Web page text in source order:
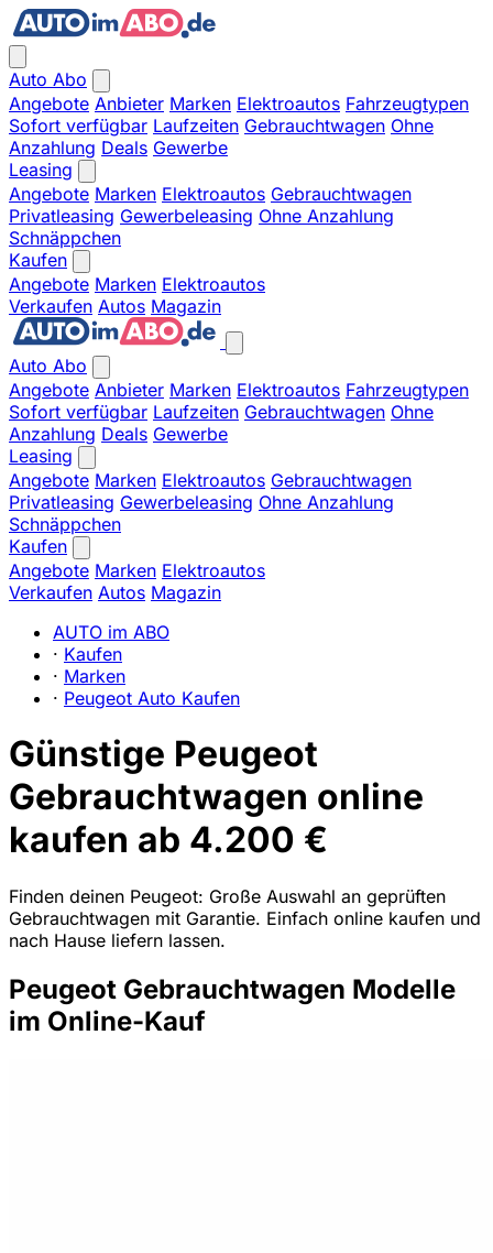
Auto Abo
Angebote Anbieter Marken Elektroautos Fahrzeugtypen
Sofort verfügbar Laufzeiten Gebrauchtwagen Ohne
Anzahlung Deals Gewerbe
Leasing
Angebote Marken Elektroautos Gebrauchtwagen
Privatleasing Gewerbeleasing Ohne Anzahlung
Schnäppchen
Kaufen
Angebote Marken Elektroautos
Verkaufen Autos Magazin
Auto Abo
Angebote Anbieter Marken Elektroautos Fahrzeugtypen
Sofort verfügbar Laufzeiten Gebrauchtwagen Ohne
Anzahlung Deals Gewerbe
Leasing
Angebote Marken Elektroautos Gebrauchtwagen
Privatleasing Gewerbeleasing Ohne Anzahlung
Schnäppchen
Kaufen
Angebote Marken Elektroautos
Verkaufen Autos Magazin
AUTO im ABO
· Kaufen
· Marken
· Peugeot Auto Kaufen
Günstige Peugeot
Gebrauchtwagen online
kaufen ab 4.200 €
Finden deinen Peugeot: Große Auswahl an geprüften
Gebrauchtwagen mit Garantie. Einfach online kaufen und
nach Hause liefern lassen.
Peugeot Gebrauchtwagen Modelle
im Online-Kauf